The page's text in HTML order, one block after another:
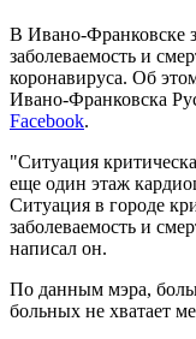
В Ивано-Франковске
заболеваемость и
коронавируса. Об
Ивано-Франковска
Facebook.
"Ситуация
еще один этаж
Ситуация в городе
заболеваемость и
написал он.
По данным мэра,
больных не хватает